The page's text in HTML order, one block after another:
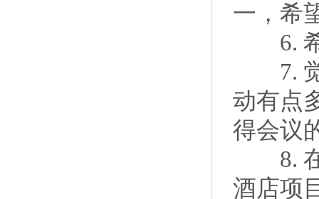
一，希
6. 希
7. 觉
动有点
得会议
8. 在
酒店项